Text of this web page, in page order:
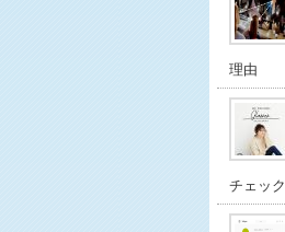
理由
チェック